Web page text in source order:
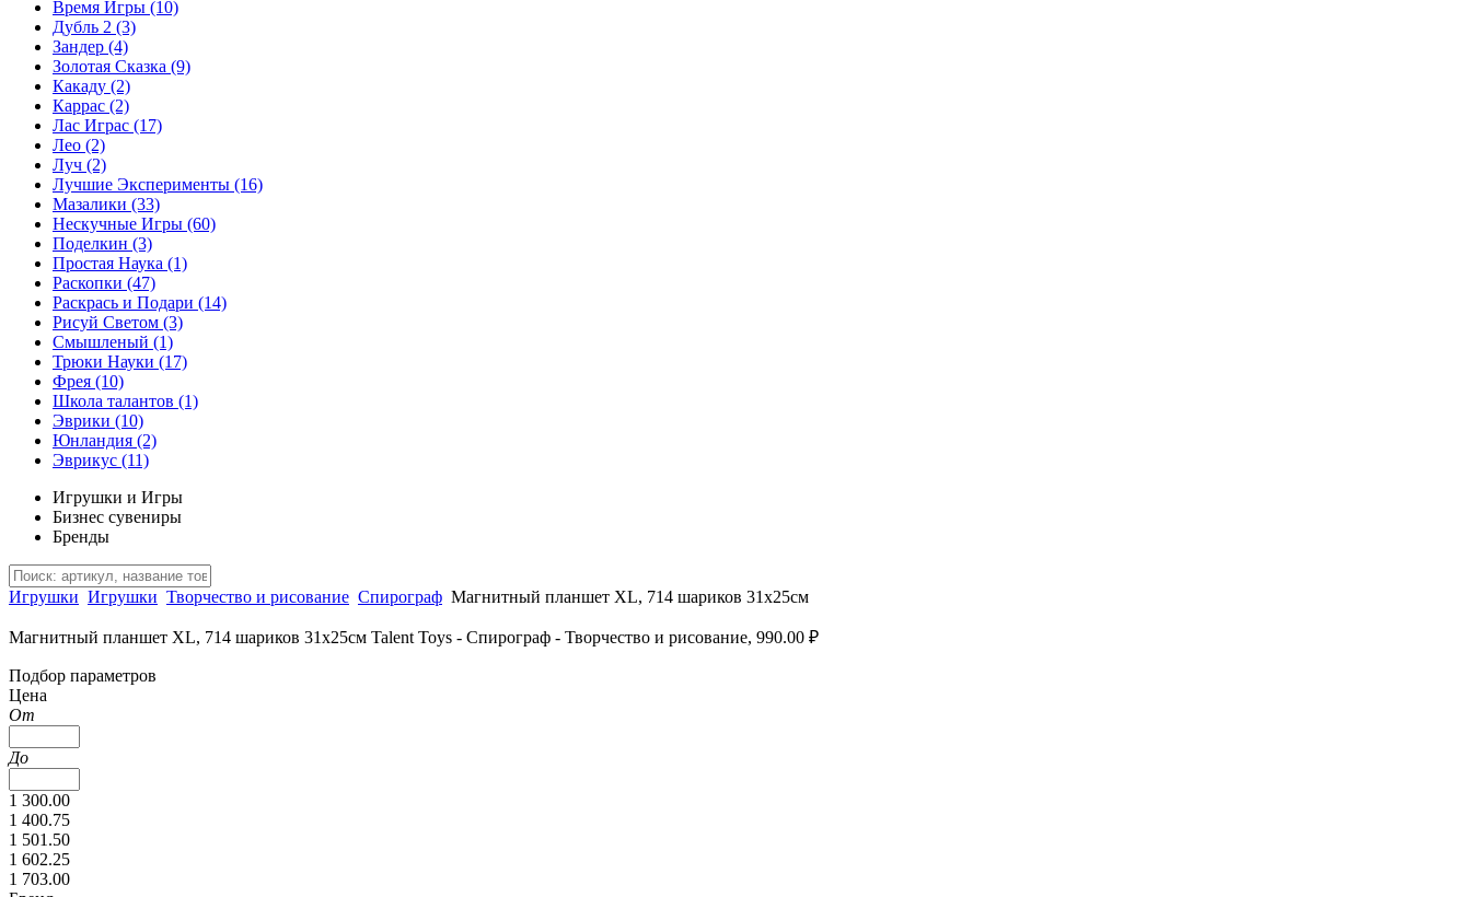
Время Игры (10)
Дубль 2 (3)
Зандер (4)
Золотая Сказка (9)
Какаду (2)
Каррас (2)
Лас Играс (17)
Лео (2)
Луч (2)
Лучшие Эксперименты (16)
Мазалики (33)
Нескучные Игры (60)
Поделкин (3)
Простая Наука (1)
Раскопки (47)
Раскрась и Подари (14)
Рисуй Светом (3)
Смышленый (1)
Трюки Науки (17)
Фрея (10)
Школа талантов (1)
Эврики (10)
Юнландия (2)
Эврикус (11)
Игрушки и Игры
Бизнес сувениры
Бренды
Игрушки Игрушки Творчество и рисование Спирограф Магнитный планшет XL, 714 шариков 31х25см
Магнитный планшет XL, 714 шариков 31х25см Talent Toys - Спирограф - Творчество и рисование, 990.00 ₽
Подбор параметров
Цена
От
До
1 300.00
1 400.75
1 501.50
1 602.25
1 703.00